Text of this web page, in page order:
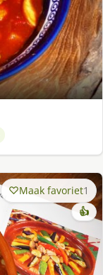
Maak favoriet1
👍